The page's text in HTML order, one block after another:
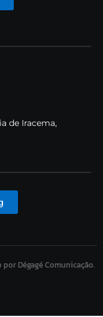
de Iracema,
Dégagé Comunicação.